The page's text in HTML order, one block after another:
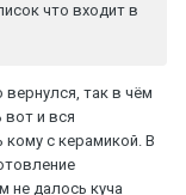
что входит в
вернулся, так в чём
и вся
кому с керамикой. В
не далось куча